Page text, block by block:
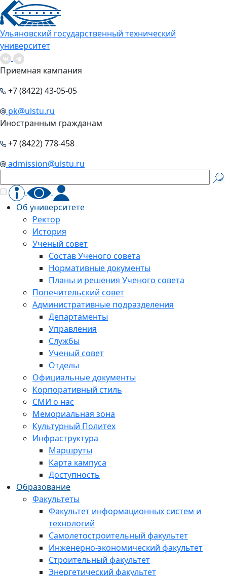
Ульяновский государственный технический
университет
Приемная кампания
+7 (8422) 43-05-05
pk@ulstu.ru
Иностранным гражданам
+7 (8422) 778-458
admission@ulstu.ru
Об университете
Ректор
История
Ученый совет
Состав Ученого совета
Нормативные документы
Планы и решения Ученого совета
Попечительский совет
Административные подразделения
Департаменты
Управления
Службы
Ученый совет
Отделы
Официальные документы
Корпоративный стиль
СМИ о нас
Мемориальная зона
Культурный Политех
Инфраструктура
Маршруты
Карта кампуса
Доступность
Образование
Факультеты
Факультет информационных систем и
технологий
Самолетостроительный факультет
Инженерно-экономический факультет
Строительный факультет
Энергетический факультет